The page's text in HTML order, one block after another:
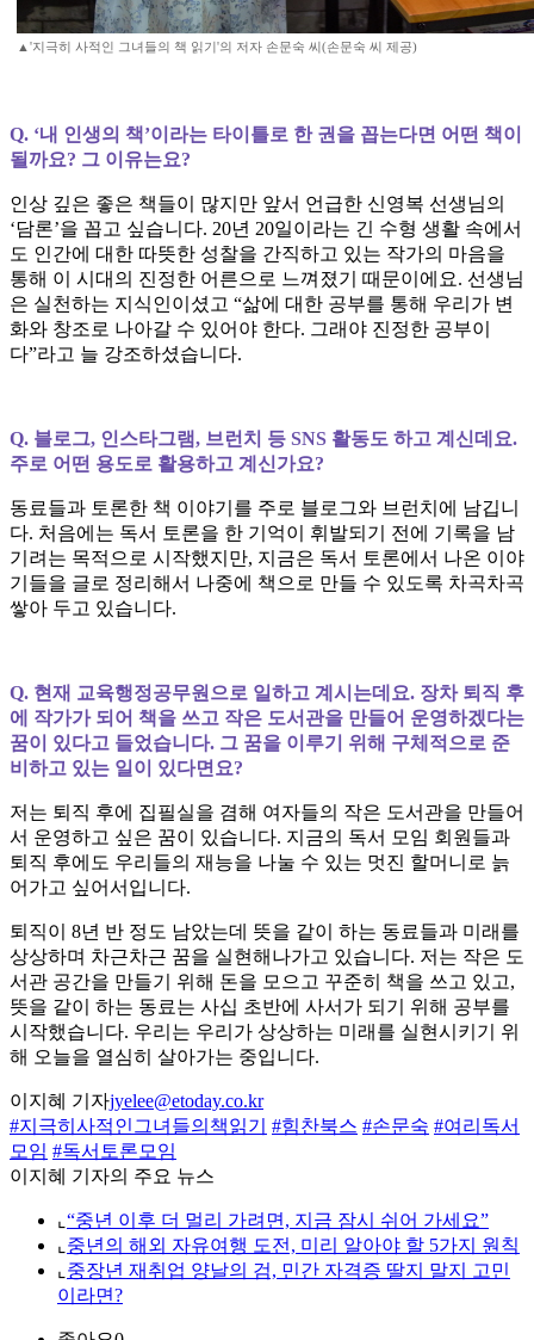
▲'지극히 사적인 그녀들의 책 읽기'의 저자 손문숙 씨(손문숙 씨 제공)
Q. ‘내 인생의 책’이라는 타이틀로 한 권을 꼽는다면 어떤 책이
될까요? 그 이유는요?
인상 깊은 좋은 책들이 많지만 앞서 언급한 신영복 선생님의
‘담론’을 꼽고 싶습니다. 20년 20일이라는 긴 수형 생활 속에서
도 인간에 대한 따뜻한 성찰을 간직하고 있는 작가의 마음을
통해 이 시대의 진정한 어른으로 느껴졌기 때문이에요. 선생님
은 실천하는 지식인이셨고 “삶에 대한 공부를 통해 우리가 변
화와 창조로 나아갈 수 있어야 한다. 그래야 진정한 공부이
다”라고 늘 강조하셨습니다.
Q. 블로그, 인스타그램, 브런치 등 SNS 활동도 하고 계신데요.
주로 어떤 용도로 활용하고 계신가요?
동료들과 토론한 책 이야기를 주로 블로그와 브런치에 남깁니
다. 처음에는 독서 토론을 한 기억이 휘발되기 전에 기록을 남
기려는 목적으로 시작했지만, 지금은 독서 토론에서 나온 이야
기들을 글로 정리해서 나중에 책으로 만들 수 있도록 차곡차곡
쌓아 두고 있습니다.
Q. 현재 교육행정공무원으로 일하고 계시는데요. 장차 퇴직 후
에 작가가 되어 책을 쓰고 작은 도서관을 만들어 운영하겠다는
꿈이 있다고 들었습니다. 그 꿈을 이루기 위해 구체적으로 준
비하고 있는 일이 있다면요?
저는 퇴직 후에 집필실을 겸해 여자들의 작은 도서관을 만들어
서 운영하고 싶은 꿈이 있습니다. 지금의 독서 모임 회원들과
퇴직 후에도 우리들의 재능을 나눌 수 있는 멋진 할머니로 늙
어가고 싶어서입니다.
퇴직이 8년 반 정도 남았는데 뜻을 같이 하는 동료들과 미래를
상상하며 차근차근 꿈을 실현해나가고 있습니다. 저는 작은 도
서관 공간을 만들기 위해 돈을 모으고 꾸준히 책을 쓰고 있고,
뜻을 같이 하는 동료는 사십 초반에 사서가 되기 위해 공부를
시작했습니다. 우리는 우리가 상상하는 미래를 실현시키기 위
해 오늘을 열심히 살아가는 중입니다.
이지혜 기자jyelee@etoday.co.kr
#지극히사적인그녀들의책읽기
#힘찬북스 #손문숙 #여리독서
모임 #독서토론모임
이지혜 기자의 주요 뉴스
⌞ “중년 이후 더 멀리 가려면, 지금 잠시 쉬어 가세요”
⌞ 중년의 해외 자유여행 도전, 미리 알아야 할 5가지 원칙
⌞ 중장년 재취업 양날의 검, 민간 자격증 딸지 말지 고민
이라면?